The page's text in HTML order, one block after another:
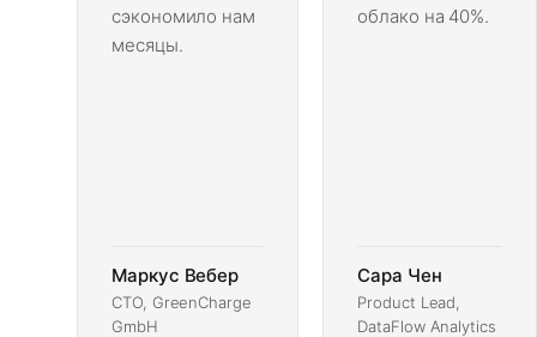
сэкономило нам
месяцы.
Маркус Вебер
CTO, GreenCharge
GmbH
облако на 40%.
Сара Чен
Product Lead,
DataFlow Analytics